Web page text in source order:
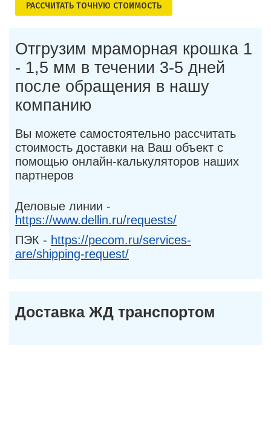
РАСCЧИТАТЬ ТОЧНУЮ СТОИМОСТЬ
Отгрузим мраморная крошка 1
- 1,5 мм в течении 3-5 дней
после обращения в нашу
компанию
Вы можете самостоятельно рассчитать
стоимость доставки на Ваш объект с
помощью онлайн-калькуляторов наших
партнеров
Деловые линии -
https://www.dellin.ru/requests/
ПЭК - https://pecom.ru/services-
are/shipping-request/
Доставка ЖД транспортом